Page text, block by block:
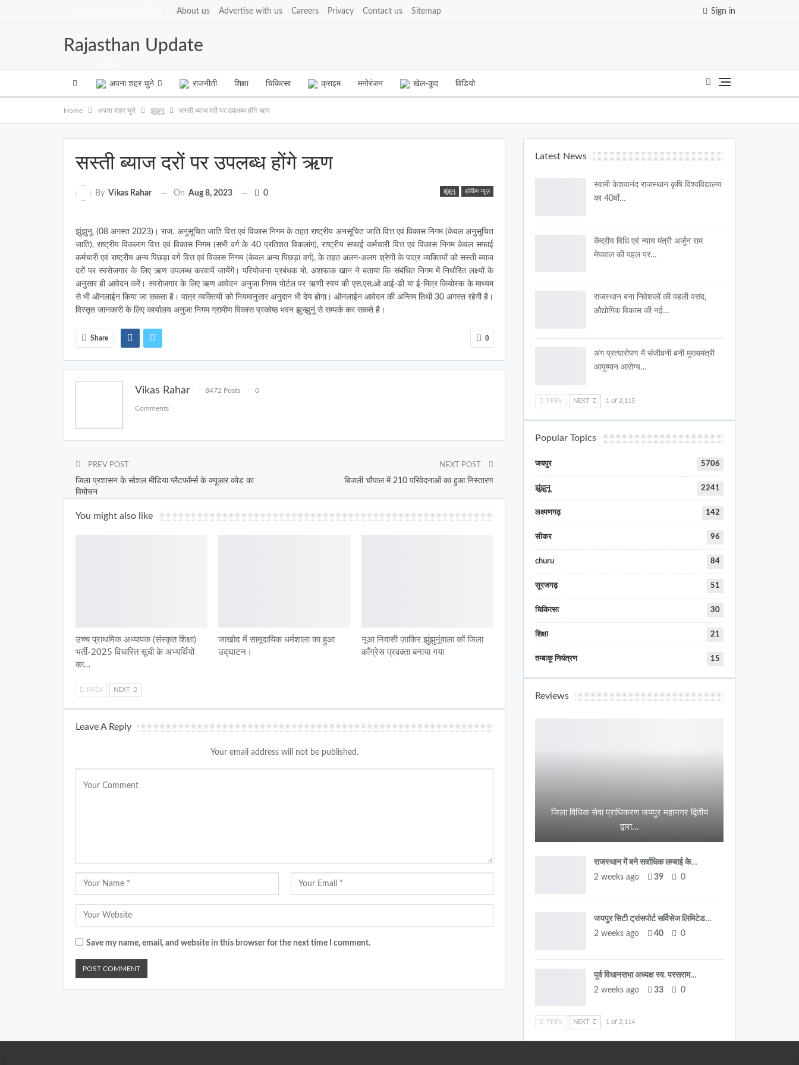
Sign in
About us Advertise with us Careers Privacy Contact us Sitemap
Rajasthan Update
अपना शहर चुने राजनीती शिक्षा चिकित्सा क्राइम मनोरंजन खेल-कूद विडियो
Home अपना शहर चुने झुंझुनू सस्ती ब्याज दरों पर उपलब्ध होंगे ऋण
सस्ती ब्याज दरों पर उपलब्ध होंगे ऋण
झुंझुनू ब्रेकिंग न्यूज़
By Vikas Rahar On Aug 8, 2023 0
झुंझुनू, (08 अगस्त 2023)। राज. अनुसूचित जाति वित्त एवं विकास निगम के तहत राष्ट्रीय अनसूचित जाति वित्त एवं विकास निगम (केवल अनुसूचित
जाति), राष्ट्रीय विकलांग वित्त एवं विकास निगम (सभी वर्ग के 40 प्रतिशत विकलांग), राष्ट्रीय सफाई कर्मचारी वित्त एवं विकास निगम केवल सफाई
कर्मचारी एवं राष्ट्रीय अन्य पिछड़ा वर्ग वित्त एवं विकास निगम (केवल अन्य पिछड़ा वर्ग), के तहत अलग-अलग श्रेणी के पात्र व्यक्तियों को सस्ती ब्याज
दरों पर स्वरोजगार के लिए ऋण उपलब्ध करवायें जायेंगें। परियोजना प्रबंधक मो. अशफाक खान ने बताया कि संबंधित निगम में निर्धारित लक्ष्यों के
अनुसार ही आवेदन करें। स्वरोजगार के लिए ऋण आवेदन अनुजा निगम पोर्टल पर ऋणी स्वयं की एस.एस.ओ आई-डी या ई-मित्र कियोस्क के माध्यम
से भी ऑनलाईन किया जा सकता है। पात्र व्यक्तियों को नियमानुसार अनुदान भी देय होगा। ऑनलाईन आवेदन की अन्तिम तिथी 30 अगस्त रहेगी है।
विस्तृत जानकारी के लिए कार्यालय अनुजा निगम ग्रामीण विकास प्रकोष्ठ भवन झुन्झुनूं से सम्पर्क कर सकते है।
0
Share
Vikas Rahar 8472 Posts 0
Comments
PREV POST
जिला प्रशासन के सोशल मीडिया प्लैटफॉर्म्स के क्यूआर कोड का
विमोचन
NEXT POST
बिजली चौपाल में 210 परिवेदनाओं का हुआ निस्तारण
You might also like
उच्च प्राथमिक अध्यापक (संस्कृत शिक्षा)
भर्ती-2025 विचारित सूची के अभ्यर्थियों
का…
जाखोद में सामूदायिक धर्मशाला का हुआ
उद्घाटन।
नूआ निवासी ज़ाकिर झुंझुनूंवाला कों जिला
काँग्रेस प्रवक्ता बनाया गया
PREV NEXT
Leave A Reply
Your email address will not be published.
Save my name, email, and website in this browser for the next time I comment.
Latest News
स्वामी केशवानंद राजस्थान कृषि विश्वविद्यालय
का 40वाँ…
केंद्रीय विधि एवं न्याय मंत्री अर्जुन राम
मेघवाल की पहल पर…
राजस्थान बना निवेशकों की पहली पसंद,
औद्योगिक विकास की नई…
अंग प्रत्यारोपण में संजीवनी बनी मुख्यमंत्री
आयुष्मान आरोग्य…
PREV NEXT 1 of 2,115
Popular Topics
जयपुर 5706
झुंझुनू 2241
लक्ष्मणगढ़ 142
सीकर 96
churu 84
सूरजगढ़ 51
चिकित्सा 30
शिक्षा 21
तम्बाकू नियंत्रण 15
Reviews
जिला विधिक सेवा प्राधिकरण जयपुर महानगर द्वितीय
द्वारा…
राजस्थान में बने सर्वाधिक लम्बाई के…
2 weeks ago
39 0
जयपुर सिटी ट्रांसपोर्ट सर्विसेज लिमिटेड…
2 weeks ago
40 0
पूर्व विधानसभा अध्यक्ष स्व. परसराम…
2 weeks ago
33 0
PREV NEXT 1 of 2,114